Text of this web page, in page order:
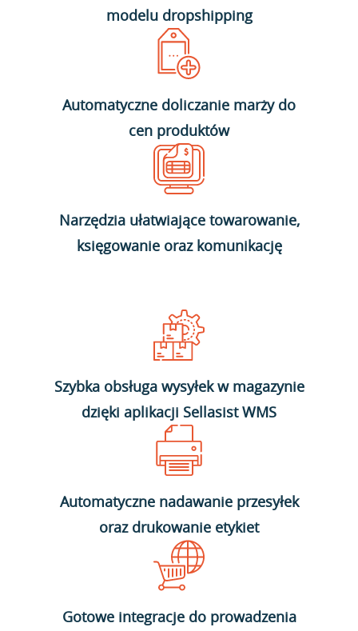
modelu dropshipping
Automatyczne doliczanie marży do
cen produktów
Narzędzia ułatwiające towarowanie,
księgowanie oraz komunikację
Szybka obsługa wysyłek w magazynie
dzięki aplikacji Sellasist WMS
Automatyczne nadawanie przesyłek
oraz drukowanie etykiet
Gotowe integracje do prowadzenia